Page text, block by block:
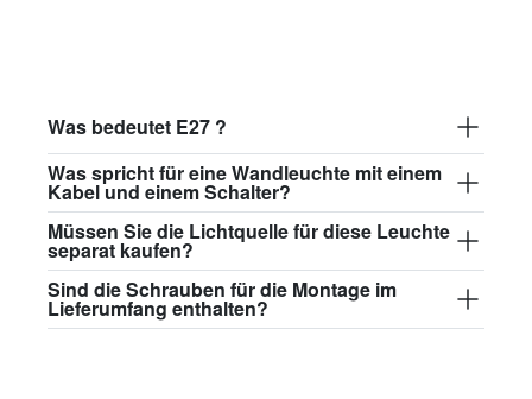
Was bedeutet E27 ?
Was spricht für eine Wandleuchte mit einem
Kabel und einem Schalter?
Müssen Sie die Lichtquelle für diese Leuchte
separat kaufen?
Sind die Schrauben für die Montage im
Lieferumfang enthalten?